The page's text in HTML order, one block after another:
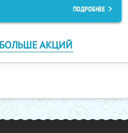
ПОДРОБНЕЕ
АКЦИЙ